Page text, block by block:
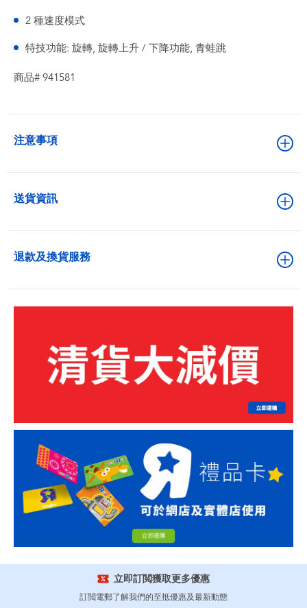
2 種速度模式
特技功能: 旋轉, 旋轉上升 / 下降功能, 青蛙跳
商品# 941581
注意事項
送貨資訊
退款及換貨服務
立即訂閲獲取更多優惠
訂閲電郵了解我們的至抵優惠及最新動態